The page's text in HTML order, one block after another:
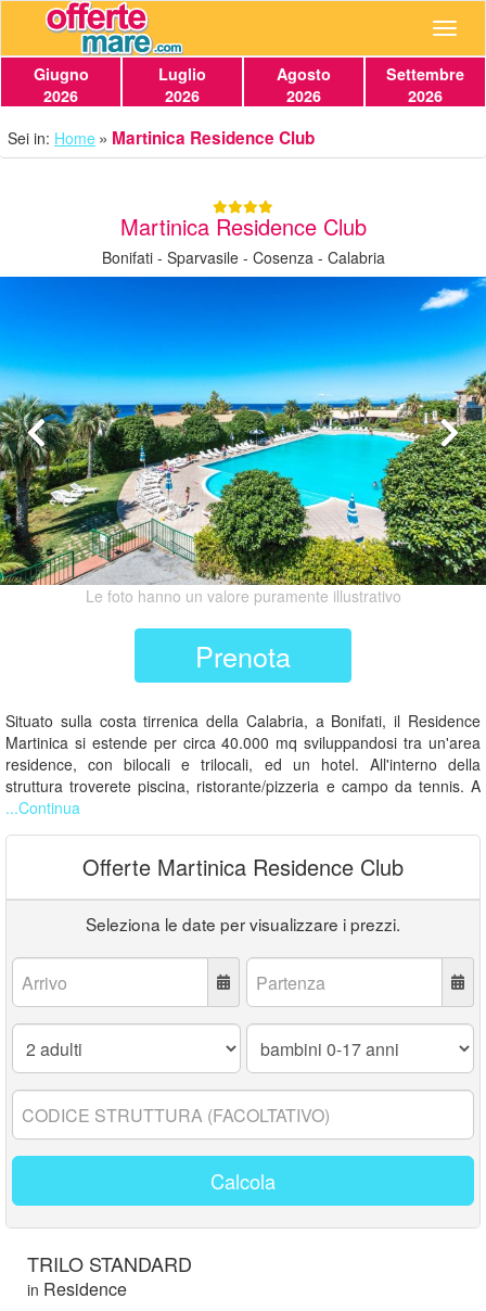
Giugno
2026
Luglio
2026
Agosto
2026
Settembre
2026
Sei in: Home Martinica Residence Club
Martinica Residence Club
Bonifati - Sparvasile - Cosenza - Calabria
Le foto hanno un valore puramente illustrativo
Prenota
Situato sulla costa tirrenica della Calabria, a Bonifati, il Residence
Martinica si estende per circa 40.000 mq sviluppandosi tra un'area
residence, con bilocali e trilocali, ed un hotel. All'interno della
struttura troverete piscina, ristorante/pizzeria e campo da tennis. A
...Continua
Offerte Martinica Residence Club
Seleziona le date per visualizzare i prezzi.
Arrivo: Partenza:
Adulti:
Bambini
17
Codice
struttura:
Calcola
TRILO STANDARD
in Residence